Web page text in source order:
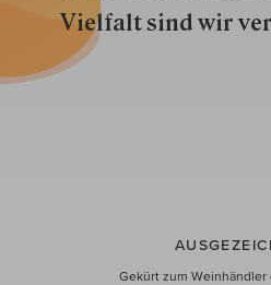
Vielfalt sind wir
Gekürt zum Weinhändler